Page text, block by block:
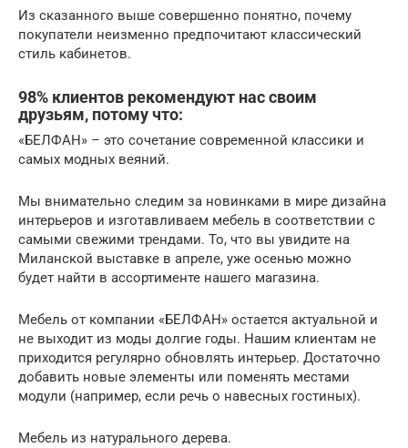
Из сказанного выше совершенно понятно, почему
покупатели неизменно предпочитают классический
стиль кабинетов.
98% клиентов рекомендуют нас своим
друзьям, потому что:
«БЕЛФАН» – это сочетание современной классики и
самых модных веяний.
Мы внимательно следим за новинками в мире дизайна
интерьеров и изготавливаем мебель в соответствии с
самыми свежими трендами. То, что вы увидите на
Миланской выставке в апреле, уже осенью можно
будет найти в ассортименте нашего магазина.
Мебель от компании «БЕЛФАН» остается актуальной и
не выходит из моды долгие годы. Нашим клиентам не
приходится регулярно обновлять интерьер. Достаточно
добавить новые элементы или поменять местами
модули (например, если речь о навесных гостиных).
Мебель из натурального дерева.